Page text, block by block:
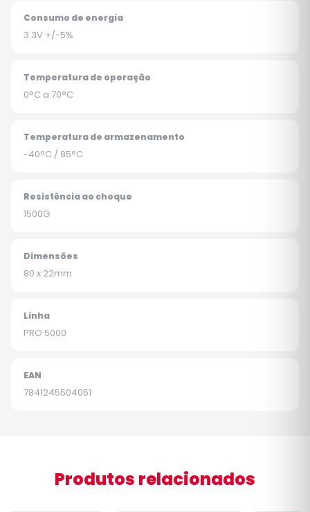
Consumo de energia
3.3V +/-5%
Temperatura de operação
0°C a 70°C
Temperatura de armazenamento
-40°C / 85°C
Resistência ao choque
1500G
Dimensões
80 x 22mm
Linha
PRO 5000
EAN
7841245504051
Produtos relacionados